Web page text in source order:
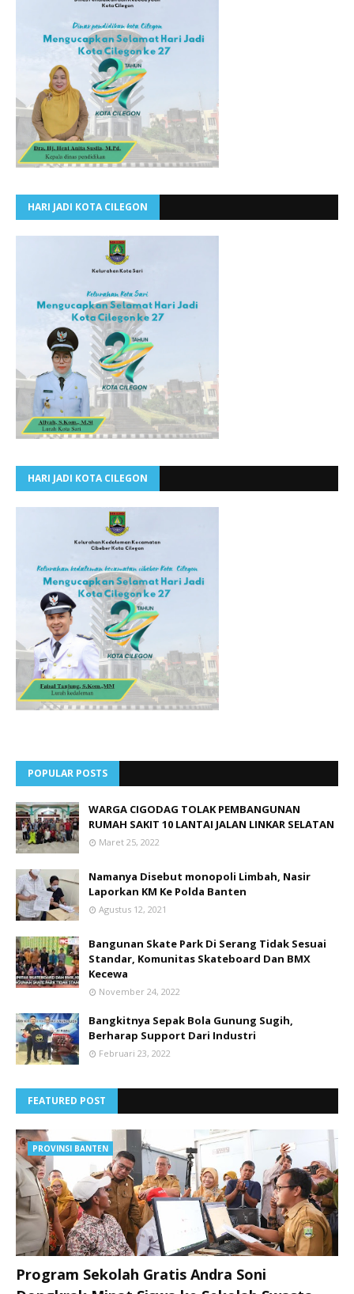
HARI JADI KOTA CILEGON
HARI JADI KOTA CILEGON
POPULAR POSTS
WARGA CIGODAG TOLAK PEMBANGUNAN
RUMAH SAKIT 10 LANTAI JALAN LINKAR SELATAN
Maret 25, 2022
Namanya Disebut monopoli Limbah, Nasir
Laporkan KM Ke Polda Banten
Agustus 12, 2021
Bangunan Skate Park Di Serang Tidak Sesuai
Standar, Komunitas Skateboard Dan BMX
Kecewa
November 24, 2022
Bangkitnya Sepak Bola Gunung Sugih,
Berharap Support Dari Industri
Februari 23, 2022
FEATURED POST
PROVINSI BANTEN
Program Sekolah Gratis Andra Soni